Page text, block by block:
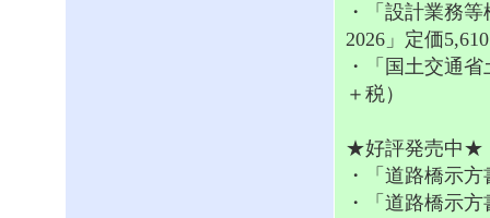
・「設計業務
2026」定価
・「国土交通
＋税）
★好評発売中★
・「道路橋示
・「道路橋示